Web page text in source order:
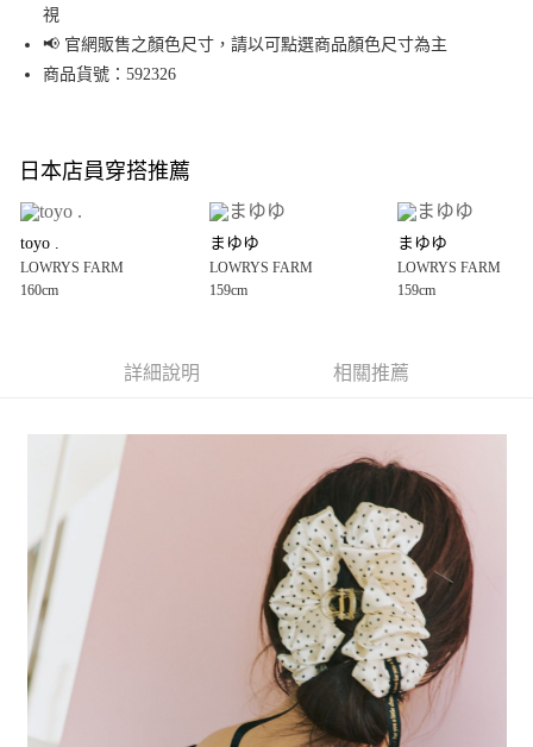
街口支付
悠遊付
全盈+PAY
大哥付你分期
【大哥付你分期使用說明】
1.本服務由台灣大哥大提供，台灣大哥大用戶可立即使用無須另外申請。
2.付款方式選擇「大哥付你分期」，訂單成立後會自動跳轉到大哥付的交易
3.實際核准額度、可分期數及費用金額請依後續交易確認頁面所載為準。
4.訂單成立30分鐘內，如未前往確認交易或遇審核未通過，訂單將自動取
1.分期款項不併入電信帳單，「大哥付你分期」於每月結算日後寄送繳費提
2.透過簡訊連結打開帳單後，可選擇「超商條碼／台灣大直營門市／銀行轉
帳／街口支付／iPASS MONEY」等通路繳費。
【注意事項】
1.本服務係由「台灣大哥大股份有限公司」（以下簡稱本公司）所提供，讓
用戶於交易時，得透過本服務購買商品或服務，並由商店將買賣／分期付款
買賣價金債權讓與本公司後，依約使用本公司帳單繳交帳款。
2.基於同意付款使用「大哥付你分期」之契約關係目的，商店將以您的個人
資料（包含姓名、電話或地址）提供予台灣大哥大進項蒐集、處理及利用，
由本公司與您本人進行分期帳單所需資料之確認、核對及更正。
3.完整用戶服務條款，請詳閱以下連結：
https://oppay.tw/userRule
AFTEE先享後付
３．安心：先確認商品／服務後，再付款。
【「AFTEE先享後付」結帳流程】
１．於結帳方式選擇「AFTEE先享後付」後，將跳轉至「AFTEE先享後付」
結帳頁面，進行簡訊認證並確認金額後，即可完成結帳。
２．訂單成立數日內，您將收到繳費通知簡訊。
３．收到繳費通知簡訊後14天內，點擊此簡訊中的連結，可透過四大超商／
ATM／網路銀行／等多元方式進行付款，方視為交易完成。
※ 請注意：結帳手續完成當下不需立刻繳費，但若您需要取消訂單，請聯絡
購買商品的店家。未經商家同意取消之訂單仍視為有效，需透過AFTEE先享
後付繳納相關費用。
※ 交易是否成功請以「AFTEE先享後付 」之結帳頁面顯示為準，若有關於
是否繳費成功／繳費後需取消欲退款等相關疑問，請聯繫「AFTEE先享後付
客戶支援中心」
https://netprotections.freshdesk.com/support/home
每筆NT$80，滿NT$888(含以上)免運費
付款後 全家取貨
每筆NT$80，滿NT$888(含以上)免運費
7-11 取貨付款
每筆NT$80，滿NT$1,500(含以上)免運費
付款後 7-11取貨
每筆NT$80，滿NT$1,500(含以上)免運費
宅配
每筆NT$80，滿NT$1,500(含以上)免運費
視
📢 官網販售之顏色尺寸，請以可點選商品顏色尺寸為主
商品貨號：592326
日本店員穿搭推薦
toyo .
LOWRYS FARM
160cm
まゆゆ
LOWRYS FARM
159cm
まゆゆ
LOWRYS FARM
159cm
詳細說明 相關推薦